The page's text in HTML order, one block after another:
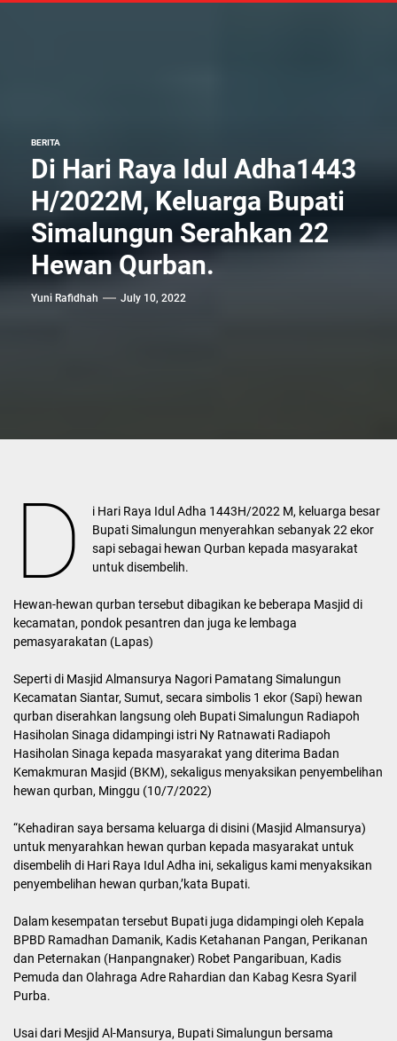
BERITA
Di Hari Raya Idul Adha1443
H/2022M, Keluarga Bupati
Simalungun Serahkan 22
Hewan Qurban.
Yuni Rafidhah July 10, 2022
D
i Hari Raya Idul Adha 1443H/2022 M, keluarga besar
Bupati Simalungun menyerahkan sebanyak 22 ekor
sapi sebagai hewan Qurban kepada masyarakat
untuk disembelih.
Hewan-hewan qurban tersebut dibagikan ke beberapa Masjid di
kecamatan, pondok pesantren dan juga ke lembaga
pemasyarakatan (Lapas)
Seperti di Masjid Almansurya Nagori Pamatang Simalungun
Kecamatan Siantar, Sumut, secara simbolis 1 ekor (Sapi) hewan
qurban diserahkan langsung oleh Bupati Simalungun Radiapoh
Hasiholan Sinaga didampingi istri Ny Ratnawati Radiapoh
Hasiholan Sinaga kepada masyarakat yang diterima Badan
Kemakmuran Masjid (BKM), sekaligus menyaksikan penyembelihan
hewan qurban, Minggu (10/7/2022)
“Kehadiran saya bersama keluarga di disini (Masjid Almansurya)
untuk menyarahkan hewan qurban kepada masyarakat untuk
disembelih di Hari Raya Idul Adha ini, sekaligus kami menyaksikan
penyembelihan hewan qurban,’kata Bupati.
Dalam kesempatan tersebut Bupati juga didampingi oleh Kepala
BPBD Ramadhan Damanik, Kadis Ketahanan Pangan, Perikanan
dan Peternakan (Hanpangnaker) Robet Pangaribuan, Kadis
Pemuda dan Olahraga Adre Rahardian dan Kabag Kesra Syaril
Purba.
Usai dari Mesjid Al-Mansurya, Bupati Simalungun bersama